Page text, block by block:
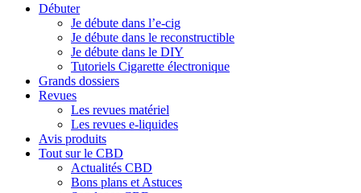
Débuter
Je débute dans l’e-cig
Je débute dans le reconstructible
Je débute dans le DIY
Tutoriels Cigarette électronique
Grands dossiers
Revues
Les revues matériel
Les revues e-liquides
Avis produits
Tout sur le CBD
Actualités CBD
Bons plans et Astuces